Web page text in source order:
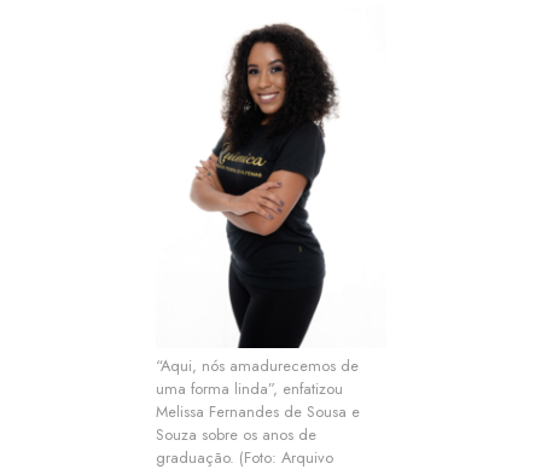
“Aqui, nós amadurecemos de
uma forma linda”, enfatizou
Melissa Fernandes de Sousa e
Souza sobre os anos de
graduação. (Foto: Arquivo